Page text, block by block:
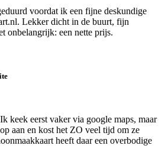
voordat ik een fijne deskundige
Lekker dicht in de buurt, fijn
onbelangrijk: een nette prijs.
keek eerst vaker via google maps, maar
aan en kost het ZO veel tijd om ze
heeft daar een overbodige